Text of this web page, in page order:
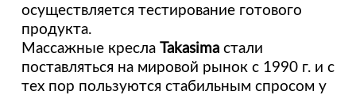
осуществляется тестирование готового
продукта.
Массажные кресла Takasimaстали
поставляться на мировой рынок с 1990 г. и с
тех пор пользуются стабильным спросом у